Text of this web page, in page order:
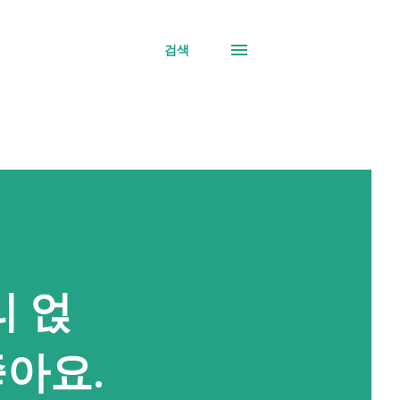
검색
얹
요.